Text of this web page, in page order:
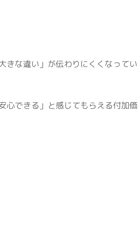
きな違い」が伝わりにくくなってい
心できる」と感じてもらえる付加価